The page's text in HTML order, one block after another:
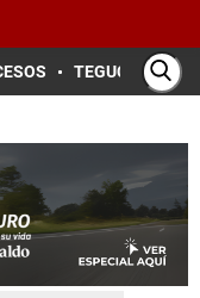
TEGUCIGALPA